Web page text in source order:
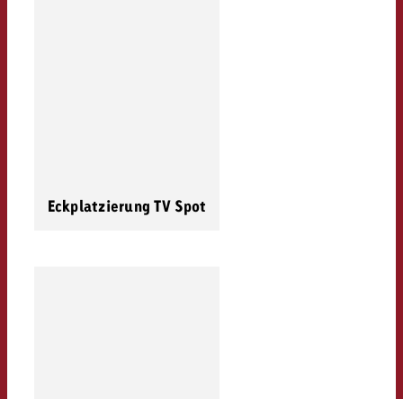
Eckplatzierung TV Spot